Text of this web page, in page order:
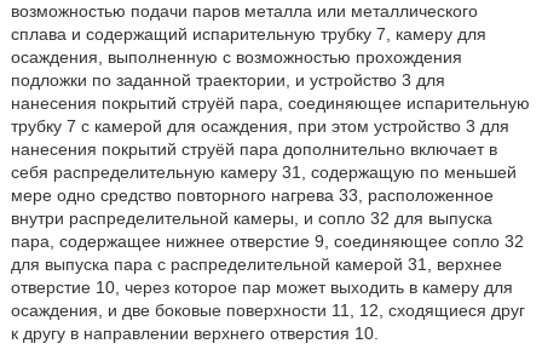
возможностью подачи паров металла или металлического
сплава и содержащий испарительную трубку 7, камеру для
осаждения, выполненную с возможностью прохождения
подложки по заданной траектории, и устройство 3 для
нанесения покрытий струёй пара, соединяющее испарительную
трубку 7 с камерой для осаждения, при этом устройство 3 для
нанесения покрытий струёй пара дополнительно включает в
себя распределительную камеру 31, содержащую по меньшей
мере одно средство повторного нагрева 33, расположенное
внутри распределительной камеры, и сопло 32 для выпуска
пара, содержащее нижнее отверстие 9, соединяющее сопло 32
для выпуска пара с распределительной камерой 31, верхнее
отверстие 10, через которое пар может выходить в камеру для
осаждения, и две боковые поверхности 11, 12, сходящиеся друг
к другу в направлении верхнего отверстия 10.